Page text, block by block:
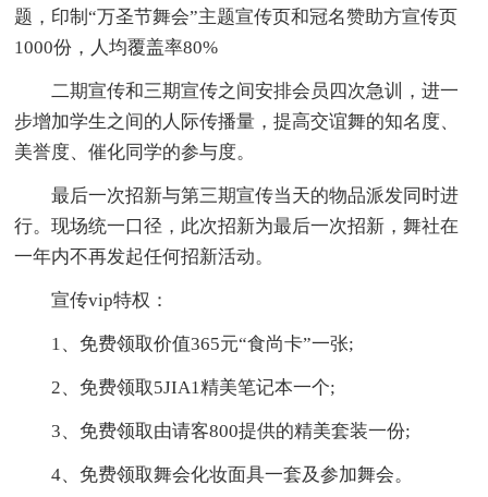
题，印制“万圣节舞会”主题宣传页和冠名赞助方宣传页
1000份，人均覆盖率80%
二期宣传和三期宣传之间安排会员四次急训，进一
步增加学生之间的人际传播量，提高交谊舞的知名度、
美誉度、催化同学的参与度。
最后一次招新与第三期宣传当天的物品派发同时进
行。现场统一口径，此次招新为最后一次招新，舞社在
一年内不再发起任何招新活动。
宣传vip特权：
1、免费领取价值365元“食尚卡”一张;
2、免费领取5JIA1精美笔记本一个;
3、免费领取由请客800提供的精美套装一份;
4、免费领取舞会化妆面具一套及参加舞会。